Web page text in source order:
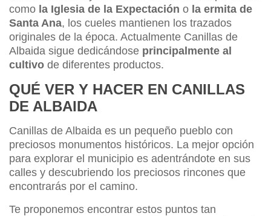
como la Iglesia de la Expectación o la ermita de
Santa Ana, los cueles mantienen los trazados
originales de la época. Actualmente Canillas de
Albaida sigue dedicándose principalmente al
cultivo de diferentes productos.
QUÉ VER Y HACER EN CANILLAS
DE ALBAIDA
Canillas de Albaida es un pequeño pueblo con
preciosos monumentos históricos. La mejor opción
para explorar el municipio es adentrándote en sus
calles y descubriendo los preciosos rincones que
encontrarás por el camino.
Te proponemos encontrar estos puntos tan